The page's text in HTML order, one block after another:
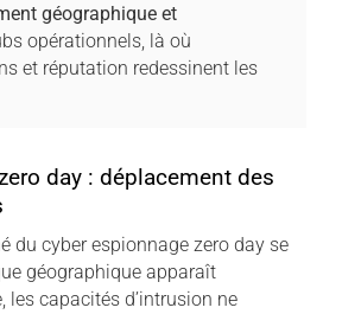
géographique et
opérationnels, là où
et réputation redessinent les
day : déplacement des
du cyber espionnage zero day se
géographique apparaît
les capacités d’intrusion ne